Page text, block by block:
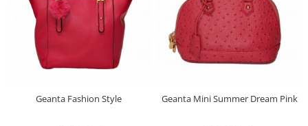
Geanta Fashion Style Geanta Mini Summer Dream Pink